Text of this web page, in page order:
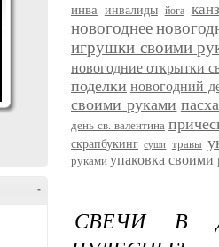
-
инва инвалиды йога
новогоднее
игрушки своими
новогодние открытки
поделки новогодний
своими руками
день св. валентина
скрапбукинг суши травы
руками упаковка своими
СВЕЧИ В